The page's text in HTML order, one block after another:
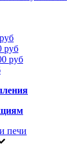
руб
руб
печи